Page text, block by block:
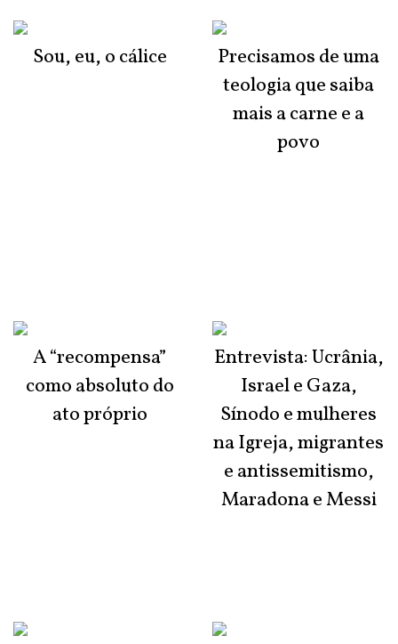
Sou, eu, o cálice
A “recompensa”
como absoluto do
ato próprio
Precisamos de uma
teologia que saiba
mais a carne e a
povo
Entrevista: Ucrânia,
Israel e Gaza,
Sínodo e mulheres
na Igreja, migrantes
e antissemitismo,
Maradona e Messi